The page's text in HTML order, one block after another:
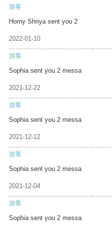
游客
Horny Shriya sent you 2
2022-01-10
游客
Sophia sent you 2 messa
2021-12-22
游客
Sophia sent you 2 messa
2021-12-12
游客
Sophia sent you 2 messa
2021-12-04
游客
Sophia sent you 2 messa